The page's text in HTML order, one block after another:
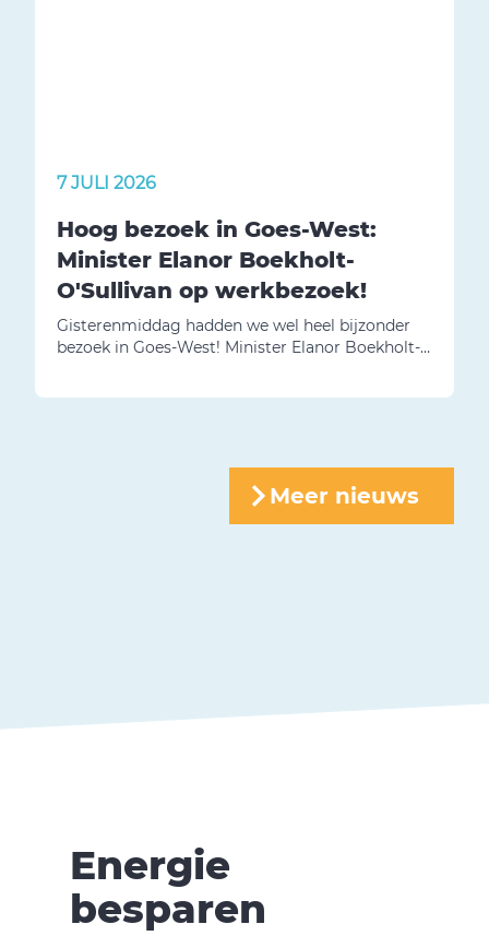
7 JULI 2026
Hoog bezoek in Goes-West:
Minister Elanor Boekholt-
O'Sullivan op werkbezoek!
Gisterenmiddag hadden we wel heel bijzonder
bezoek in Goes-West! Minister Elanor Boekholt-
Meer nieuws
Energie
besparen